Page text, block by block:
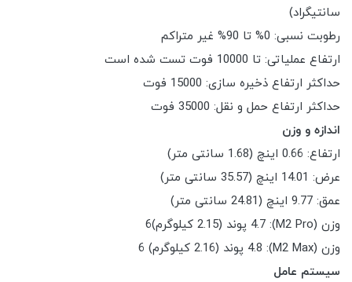
سانتیگراد)
رطوبت نسبی: 0% تا 90% غیر متراکم
ارتفاع عملیاتی: تا 10000 فوت تست شده است
حداکثر ارتفاع ذخیره سازی: 15000 فوت
حداکثر ارتفاع حمل و نقل: 35000 فوت
اندازه و وزن
ارتفاع: 0.66 اینچ (1.68 سانتی متر)
عرض: 14.01 اینچ (35.57 سانتی متر)
عمق: 9.77 اینچ (24.81 سانتی متر)
وزن (M2 Pro): 4.7 پوند (2.15 کیلوگرم)6
وزن (M2 Max): 4.8 پوند (2.16 کیلوگرم) 6
سیستم عامل